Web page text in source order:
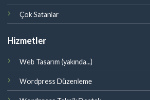
Çok Satanlar
Hizmetler
Web Tasarım (yakında...)
Wordpress Düzenleme